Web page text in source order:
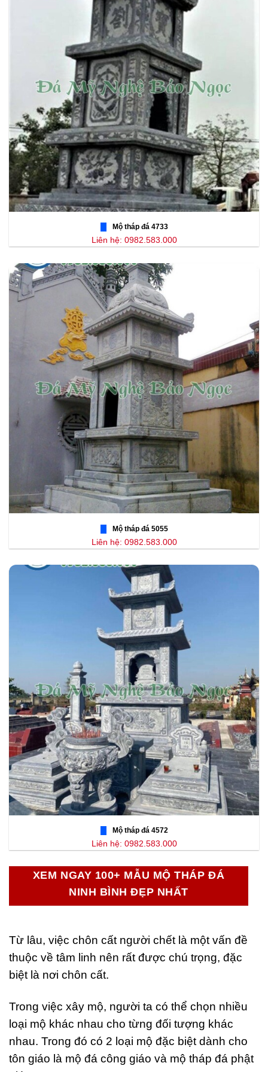
Mộ tháp đá 4733
Liên hệ: 0982.583.000
Mộ tháp đá 5055
Liên hệ: 0982.583.000
Mộ tháp đá 4572
Liên hệ: 0982.583.000
XEM NGAY 100+ MẪU MỘ THÁP ĐÁ
NINH BÌNH ĐẸP NHẤT
Từ lâu, việc chôn cất người chết là một vấn đề
thuộc về tâm linh nên rất được chú trọng, đặc
biệt là nơi chôn cất.
Trong việc xây mộ, người ta có thể chọn nhiều
loại mộ khác nhau cho từng đối tượng khác
nhau. Trong đó có 2 loại mộ đặc biệt dành cho
tôn giáo là mộ đá công giáo và mộ tháp đá phật